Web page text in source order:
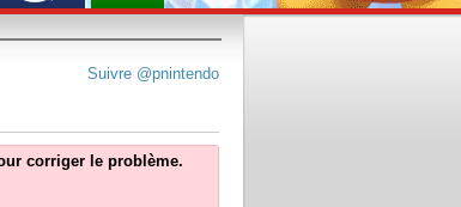
Suivre @pnintendo
corriger le problème.